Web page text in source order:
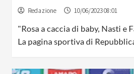
Redazione 10/06/2023 08:01
"Rosa a caccia di baby, Nasti
La pagina sportiva di